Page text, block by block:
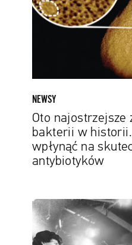
w
historii.
na
skuteczność
NEWSY
Oto najostrzejsze
bakterii w
wpłynąć na
antybiotyków
Robił
pierwsze
zdjęcia